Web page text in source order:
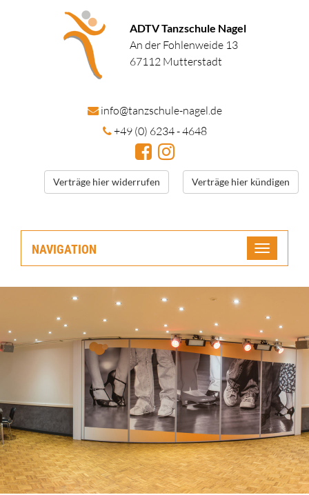
ADTV Tanzschule Nagel
An der Fohlenweide 13
67112 Mutterstadt
info@tanzschule-nagel.de
+49 (0) 6234 - 4648
Verträge hier widerrufen Verträge hier kündigen
NAVIGATION
Toggle